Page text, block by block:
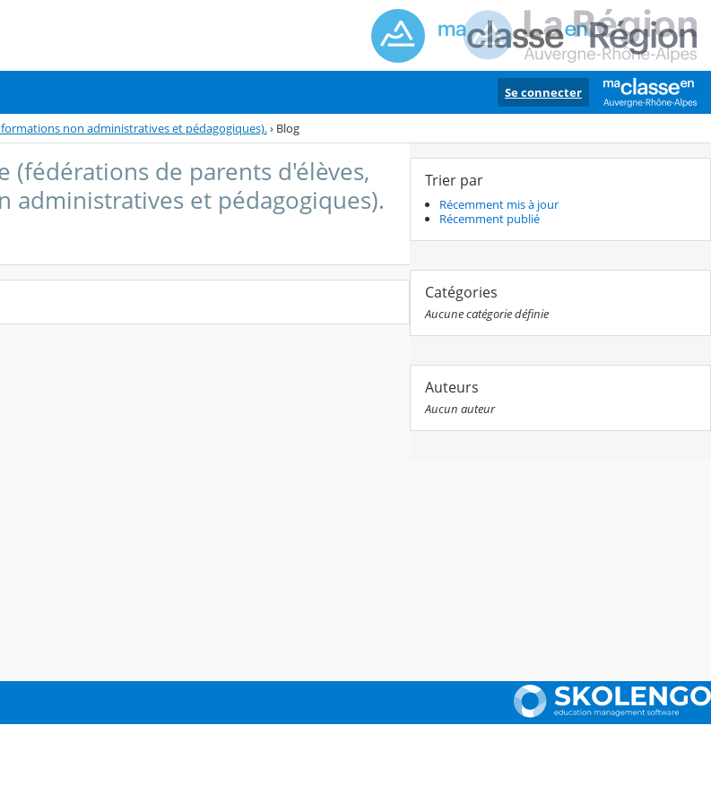
Se connecter
non administratives et pédagogiques).› Blog
(fédérations de parents d'élèves,
administratives et pédagogiques).
Trier par
Récemment mis à jour
Récemment publié
Catégories
Aucune catégorie définie
Auteurs
Aucun auteur